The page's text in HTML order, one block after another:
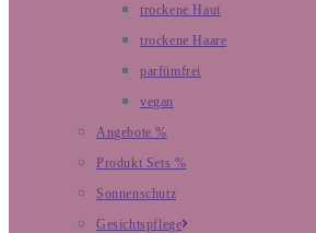
trockene Haut
trockene Haare
parfümfrei
vegan
Angebote %
Produkt Sets %
Sonnenschutz
Gesichtspflege